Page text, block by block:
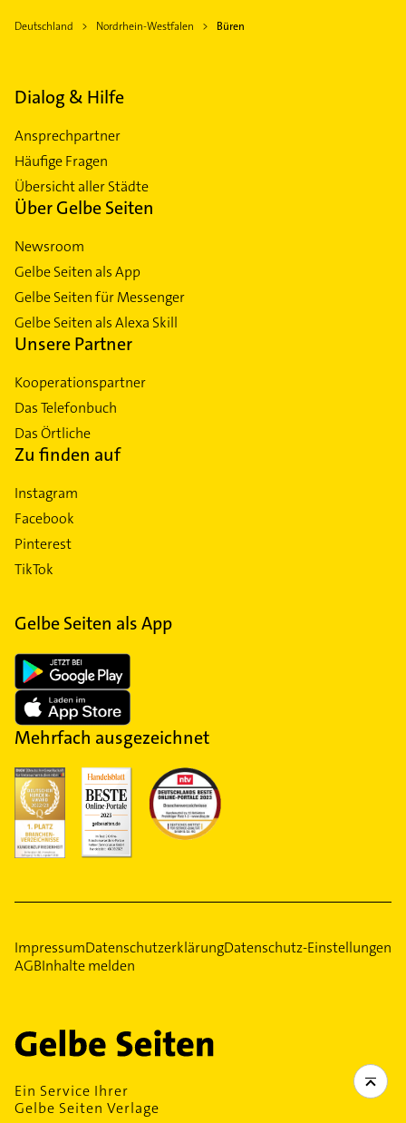
Deutschland Nordrhein-Westfalen Büren
Dialog & Hilfe
Ansprechpartner
Häufige Fragen
Übersicht aller Städte
Über Gelbe Seiten
Newsroom
Gelbe Seiten als App
Gelbe Seiten für Messenger
Gelbe Seiten als Alexa Skill
Unsere Partner
Kooperationspartner
Das Telefonbuch
Das Örtliche
Zu finden auf
Instagram
Facebook
Pinterest
TikTok
Gelbe Seiten als App
Mehrfach ausgezeichnet
ImpressumDatenschutzerklärungDatenschutz-Einstellungen
AGBInhalte melden
Ein Service Ihrer
Gelbe Seiten Verlage